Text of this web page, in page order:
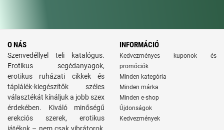
O NÁS
Szenvedéllyel teli katalógus.
Erotikus segédanyagok,
erotikus ruházati cikkek és
táplálék-kiegészítők széles
választékát kínáljuk a jobb szex
érdekében. Kiváló minőségű
erekciós szerek, erotikus
INFORMÁCIÓ
Kedvezményes kuponok és
promóciók
Minden kategória
Minden márka
Minden e-shop
Újdonságok
Kedvezmények